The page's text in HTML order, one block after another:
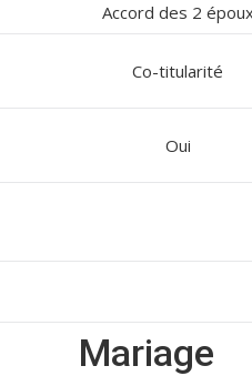
Accord des 2
Co-titularité
Oui
Mariage